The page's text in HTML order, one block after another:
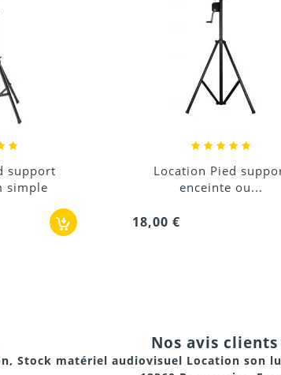
support
ou...
Adaptateur
éclairage
1,80 €
Nos avis clients
Stock matériel audiovisuel Location son